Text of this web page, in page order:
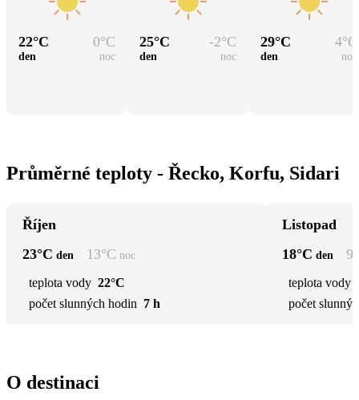
22°C 0°C
den noc
25°C -2°C
den noc
29°C 4°C
den noc
Průměrné teploty - Řecko, Korfu, Sidari
Říjen
23°C den 13°C noc
teplota vody 22°C
počet slunných hodin 7 h
Listopad
18°C den 9
teplota vody
počet
O destinaci